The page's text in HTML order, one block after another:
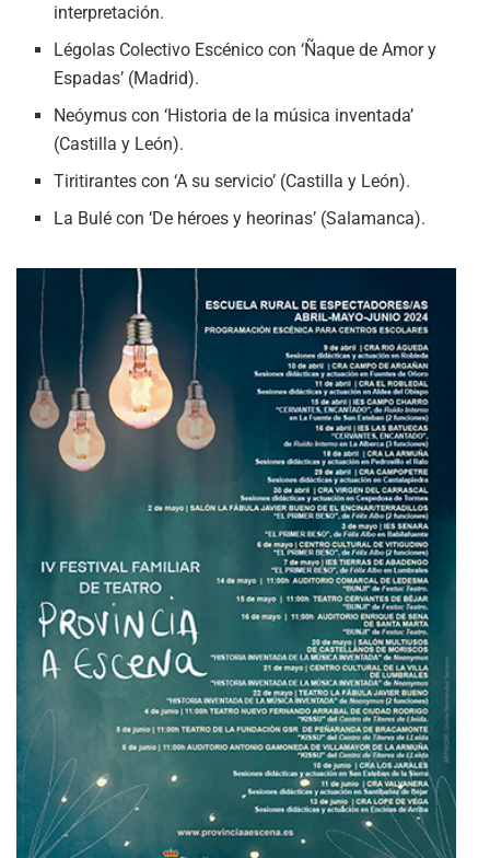
interpretación.
Légolas Colectivo Escénico con ‘Ñaque de Amor y
Espadas’ (Madrid).
Neóymus con ‘Historia de la música inventada’
(Castilla y León).
Tiritirantes con ‘A su servicio’ (Castilla y León).
La Bulé con ‘De héroes y heorinas’ (Salamanca).